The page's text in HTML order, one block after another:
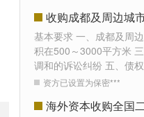
收购成都及周边城
基本要求 一、成都及周
积在500～3000平方米
调和的诉讼纠纷 五、债
资方已设置为保密***
海外资本收购全国